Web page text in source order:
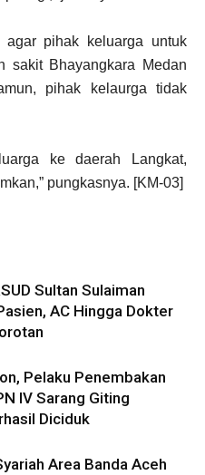
agar pihak keluarga untuk
sakit Bhayangkara Medan
pihak kelaurga tidak
ke daerah Langkat,
pungkasnya. [KM-03]
Sultan Sulaiman
AC Hingga Dokter
Pelaku Penembakan
IV Sarang Giting
Diciduk
Area Banda Aceh